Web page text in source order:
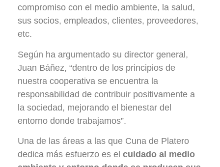
compromiso con el medio ambiente, la salud,
sus socios, empleados, clientes, proveedores,
etc.
Según ha argumentado su director general,
Juan Báñez, “dentro de los principios de
nuestra cooperativa se encuentra la
responsabilidad de contribuir positivamente a
la sociedad, mejorando el bienestar del
entorno donde trabajamos”.
Una de las áreas a las que Cuna de Platero
dedica más esfuerzo es el cuidado al medio